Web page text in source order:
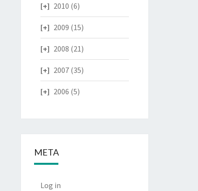
2010 (6)
2009 (15)
2008 (21)
2007(35)
2006 (5)
META
Log in